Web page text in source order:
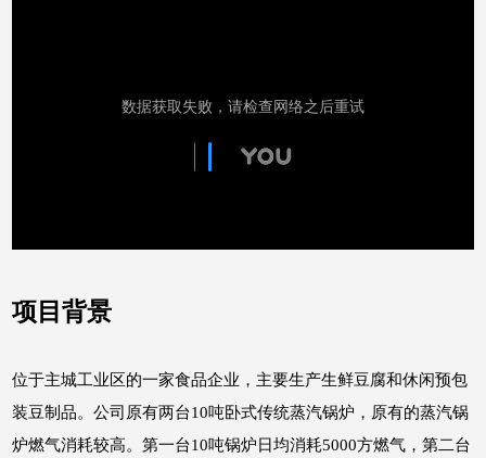
项目背景
位于主城工业区的一家食品企业，主要生产生鲜豆腐和休闲预包
装豆制品。公司原有两台10吨卧式传统蒸汽锅炉，原有的蒸汽锅
炉燃气消耗较高。第一台10吨锅炉日均消耗5000方燃气，第二台